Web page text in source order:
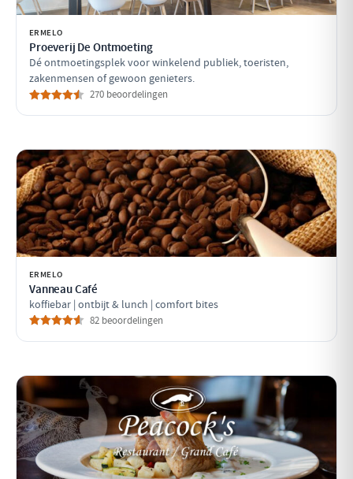
ERMELO
Proeverij De Ontmoeting
Dé ontmoetingsplek voor winkelend publiek, toeristen,
zakenmensen of gewoon genieters.
270 beoordelingen
ERMELO
Vanneau Café
koffiebar | ontbijt & lunch | comfort bites
82 beoordelingen